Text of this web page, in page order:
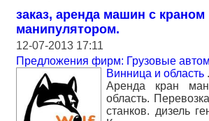
заказ, аренда машин с краном
манипулятором.
12-07-2013 17:11
Предложения фирм: Грузовые
Винница и область
Аренда кран
область.
станков. дизель